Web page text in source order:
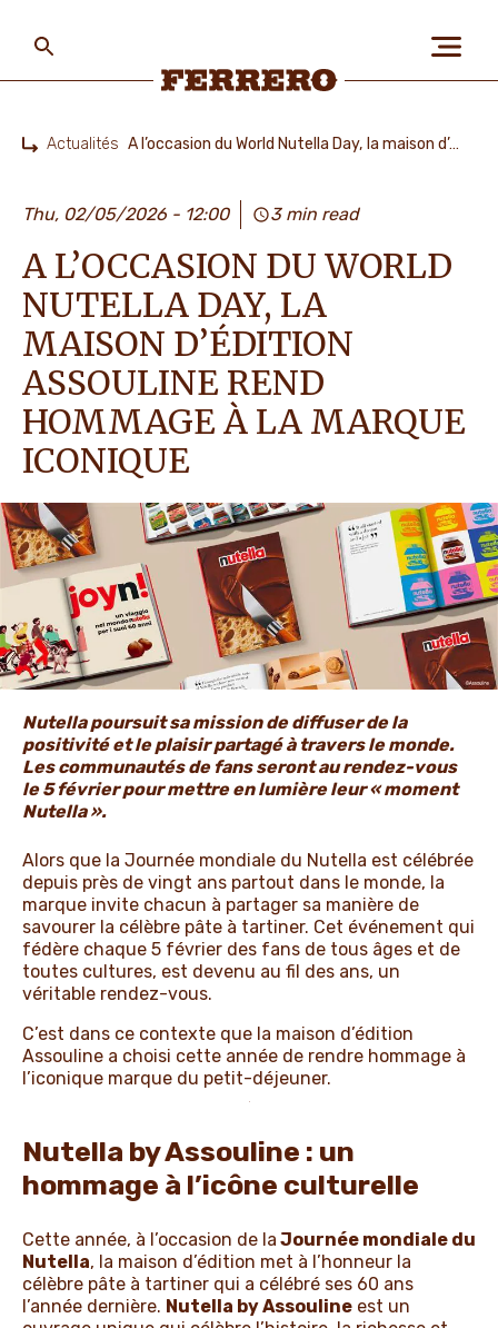
PLANÈTE ET POPULATIONS
NOS MARQUES ET
PRODUITS
TRAVAILLER CHEZ FERRERO
ACTUALITÉS ET NOUVELLES
main
content
Actualités A l’occasion du World Nutella Day, la maison d’édition Assouline rend hommage à la marque iconique
Thu, 02/05/2026 - 12:00 3 min read
A L’OCCASION DU WORLD
NUTELLA DAY, LA
MAISON D’ÉDITION
ASSOULINE REND
HOMMAGE À LA MARQUE
ICONIQUE
Nutella poursuit sa mission de diffuser de la
positivité et le plaisir partagé à travers le monde.
Les communautés de fans seront au rendez-vous
le 5 février pour mettre en lumière leur « moment
Nutella ».
Alors que la Journée mondiale du Nutella est célébrée
depuis près de vingt ans partout dans le monde, la
marque invite chacun à partager sa manière de
savourer la célèbre pâte à tartiner. Cet événement qui
fédère chaque 5 février des fans de tous âges et de
toutes cultures, est devenu au fil des ans, un
véritable rendez-vous.
C’est dans ce contexte que la maison d’édition
Assouline a choisi cette année de rendre hommage à
l’iconique marque du petit-déjeuner.
Nutella by Assouline : un
hommage à l’icône culturelle
Cette année, à l’occasion de la Journée mondiale du
Nutella, la maison d’édition met à l’honneur la
célèbre pâte à tartiner qui a célébré ses 60 ans
l’année dernière. Nutella by Assouline est un